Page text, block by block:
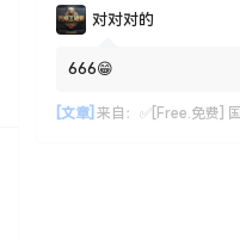
对对对的
666😁
[文章] 来自： ✅[Free.免费] 国产 | 新能源+混动 技术故障案例汇